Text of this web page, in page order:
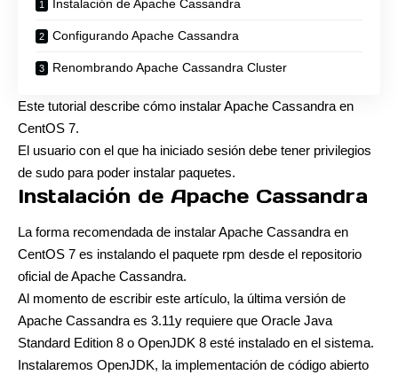
Instalación de Apache Cassandra
Configurando Apache Cassandra
Renombrando Apache Cassandra Cluster
Este tutorial describe cómo instalar Apache Cassandra en
CentOS 7.
El usuario con el que ha iniciado sesión debe tener privilegios
de sudo para poder instalar paquetes.
Instalación de Apache Cassandra
La forma recomendada de instalar Apache Cassandra en
CentOS 7 es instalando el paquete rpm desde el repositorio
oficial de Apache Cassandra.
Al momento de escribir este artículo, la última versión de
Apache Cassandra es 3.11y requiere que Oracle Java
Standard Edition 8 o OpenJDK 8 esté instalado en el sistema.
Instalaremos OpenJDK, la implementación de código abierto